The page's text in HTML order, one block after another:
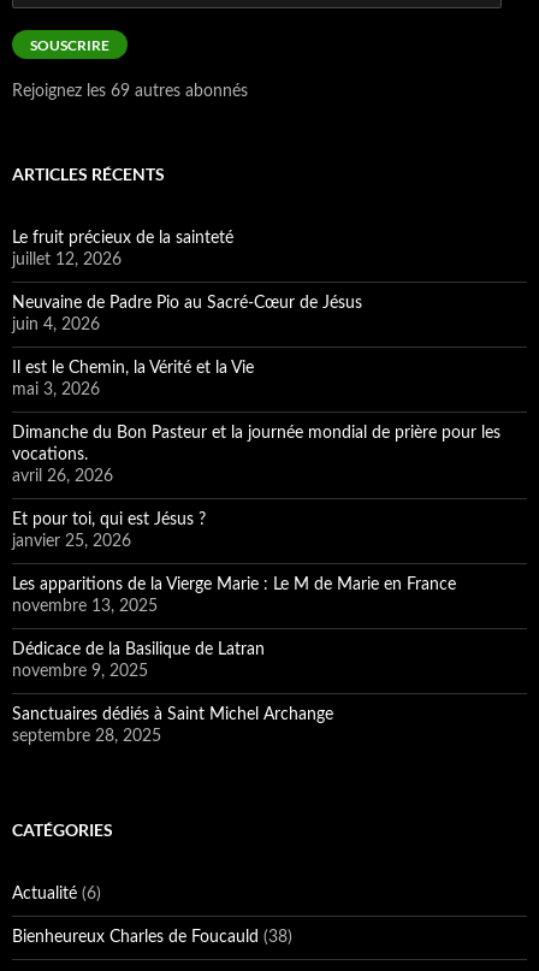
e-
mail
SOUSCRIRE
Rejoignez les 69 autres abonnés
ARTICLES RÉCENTS
Le fruit précieux de la sainteté
juillet 12, 2026
Neuvaine de Padre Pio au Sacré-Cœur de Jésus
juin 4, 2026
Il est le Chemin, la Vérité et la Vie
mai 3, 2026
Dimanche du Bon Pasteur et la journée mondial de prière pour les
vocations.
avril 26, 2026
Et pour toi, qui est Jésus ?
janvier 25, 2026
Les apparitions de la Vierge Marie : Le M de Marie en France
novembre 13, 2025
Dédicace de la Basilique de Latran
novembre 9, 2025
Sanctuaires dédiés à Saint Michel Archange
septembre 28, 2025
CATÉGORIES
Actualité (6)
Bienheureux Charles de Foucauld (38)